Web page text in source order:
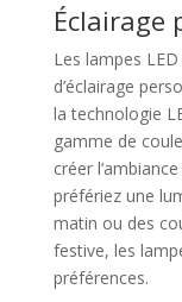
Éclairage
Les lampes
d’éclairage
la technologie
gamme de
créer
préfériez une
matin ou des
festive, les
préférences.